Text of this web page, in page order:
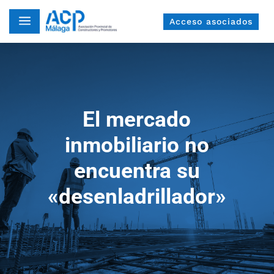
a Acceso asociados
El mercado
inmobiliario no
encuentra su
«desenladrillador»